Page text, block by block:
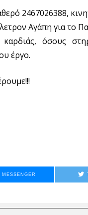
2467026388,
Αγάπη για το
όσους
έργο.
MESSENGER